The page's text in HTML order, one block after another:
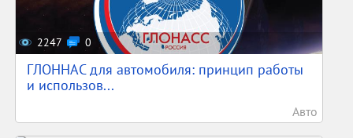
2247 0
ГЛОННАС для автомобиля: принцип работы
и использов...
Авто